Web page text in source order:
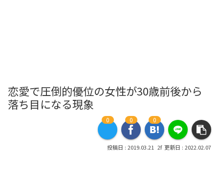
恋愛で圧倒的優位の女性が30歳前後から
落ち目になる現象
0 0 0
2019.03.21 2022.02.07